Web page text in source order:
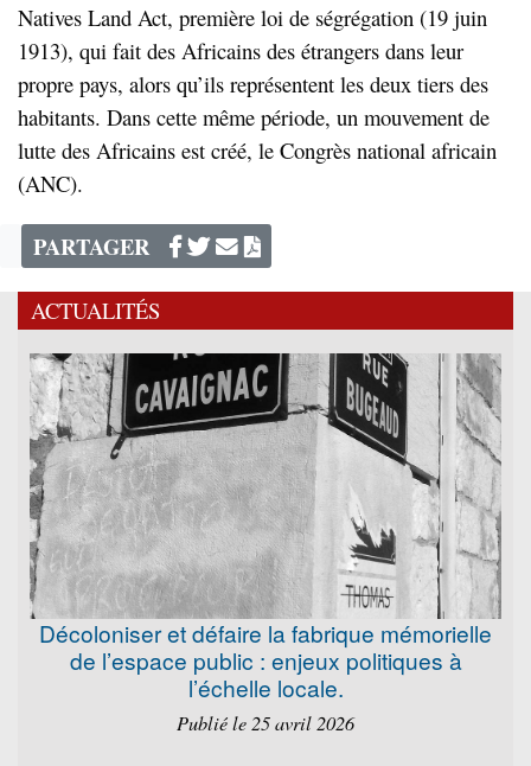
Natives Land Act, première loi de ségrégation (19 juin
1913), qui fait des Africains des étrangers dans leur
propre pays, alors qu’ils représentent les deux tiers des
habitants. Dans cette même période, un mouvement de
lutte des Africains est créé, le Congrès national africain
(ANC).
PARTAGER
ACTUALITÉS
Décoloniser et défaire la fabrique mémorielle
de l’espace public : enjeux politiques à
l’échelle locale.
Publié le 25 avril 2026